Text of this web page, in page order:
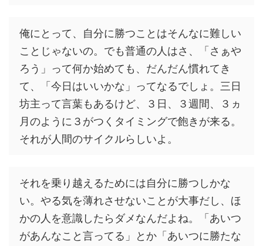
俺にとって、自分に勝つことはそんなに難しい
ことじゃないの。でも普通の人はさ、「さぁや
ろう」って何か始めても、だんだん慣れてき
て、「今日はいいかな」ってなるでしょ。三日
坊主って言葉もあるけど、３日、３週間、３ヵ
月のように３がつくタイミングで飽きが来る。
それが人間のサイクルらしいよ。
それを乗り越えるためには自分に勝つしかな
い。やる気を薄れさせないことが大事だし、ほ
かの人を意識したらダメなんだよね。「あいつ
があんなこと言ってる」とか「あいつに勝たな